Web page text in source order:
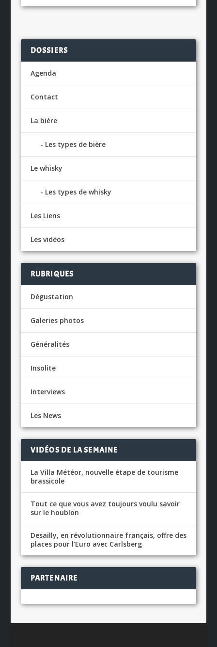
DOSSIERS
Agenda
Contact
La bière
Les types de bière
Le whisky
Les types de whisky
Les Liens
Les vidéos
RUBRIQUES
Dégustation
Galeries photos
Généralités
Insolite
Interviews
Les News
VIDÉOS DE LA SEMAINE
La Villa Météor, nouvelle étape de tourisme
brassicole
Tout ce que vous avez toujours voulu savoir
sur le houblon
Desailly, en révolutionnaire français, offre des
places pour l’Euro avec Carlsberg
PARTENAIRE